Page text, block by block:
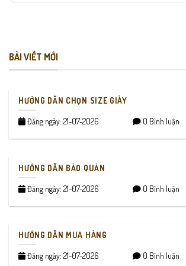
BÀI VIẾT MỚI
HƯỚNG DẪN CHỌN SIZE GIÀY
Đăng ngày: 21-07-2026 0 Bình luận
HƯỚNG DẪN BẢO QUẢN
Đăng ngày: 21-07-2026 0 Bình luận
HƯỚNG DẪN MUA HÀNG
Đăng ngày: 21-07-2026 0 Bình luận